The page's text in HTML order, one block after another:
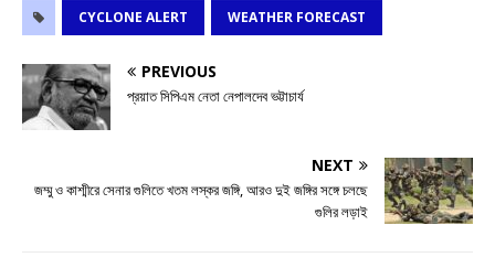
CYCLONE ALERT WEATHER FORECAST
PREVIOUS
প্রয়াত সিপিএম নেতা নেপালদেব ভট্টাচার্য
NEXT
জম্মু ও কাশ্মীরে সেনার গুলিতে খতম লস্কর জঙ্গি, আরও দুই জঙ্গির সঙ্গে চলছে
গুলির লড়াই